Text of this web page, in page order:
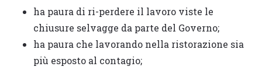
ha paura di ri-perdere il lavoro viste le
chiusure selvagge da parte del Governo;
ha paura che lavorando nella ristorazione sia
più esposto al contagio;